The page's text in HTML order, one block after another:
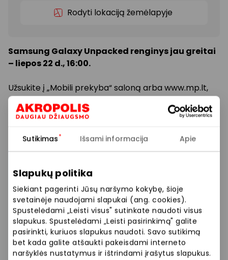
Sutikimas Išsami informacija Apie
Slapukų politika
Siekiant pagerinti Jūsų naršymo kokybę, šioje
svetainėje naudojami slapukai (ang. cookies).
Spustelėdami „Leisti visus" sutinkate naudoti visus
slapukus. Spustelėdami „Leisti pasirinkimą" galite
pasirinkti, kuriuos slapukus naudoti. Savo sutikimą
bet kada galite atšaukti pakeisdami interneto
naršyklės nustatymus ir ištrindami įrašytus slapukus.
Rodyti lokaciją žemėlapyje
Samsung Galaxy Unpacked renginys jau greitai
– liepos 22 d., 16:00.
Užsukite į „Mobili prekyba“ saloną arba www.mp.lt,
registruokitės Samsung naujienoms ir laimėkite
Samsung Galaxy Tab S11 Ultra planšetę! Dovanos
Registracijos nuoroda:
„Mobili prekyba“ – oficialus Samsung atstovas.
Daugiau informacijos „Mobili prekyba“ parduotuvėje.
Prekybos ir pramogų centre „AKROPOLIS“
veikiančios parduotuvės ir paslaugų teikėjai
savarankiškai nustato taikomas nuolaidas, jų